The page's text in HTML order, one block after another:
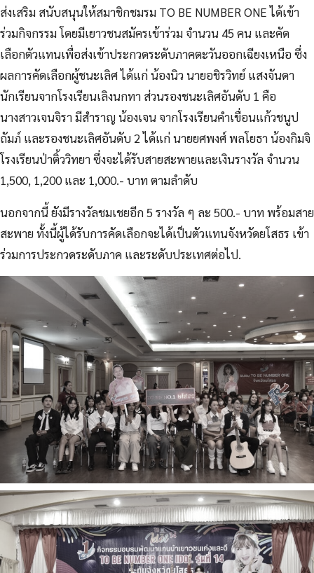
ส่งเสริม สนับสนุนให้สมาชิกชมรม TO BE NUMBER ONE ได้เข้า
ร่วมกิจกรรม โดยมีเยาวชนสมัครเข้าร่วม จำนวน 45 คน และคัด
เลือกตัวแทนเพื่อส่งเข้าประกวดระดับภาคตะวันออกเฉียงเหนือ ซึ่ง
ผลการคัดเลือกผู้ชนะเลิศ ได้แก่ น้องนิว นายอชิรวิทย์ แสงจันดา
นักเรียนจากโรงเรียนเลิงนกทา ส่วนรองชนะเลิศอันดับ 1 คือ
นางสาวเจนจิรา มีสำราญ น้องเจน จากโรงเรียนคำเขื่อนแก้วชนูป
ถัมภ์ และรองชนะเลิศอันดับ 2 ได้แก่ นายยศพงศ์ พลโยธา น้องกิมจิ
โรงเรียนป่าติ้ววิทยา ซึ่งจะได้รับสายสะพายและเงินรางวัล จำนวน
1,500, 1,200 และ 1,000.- บาท ตามลำดับ
นอกจากนี้ ยังมีรางวัลชมเชยอีก 5 รางวัล ๆ ละ 500.- บาท พร้อมสาย
สะพาย ทั้งนี้ผู้ได้รับการคัดเลือกจะได้เป็นตัวแทนจังหวัดยโสธร เข้า
ร่วมการประกวดระดับภาค และระดับประเทศต่อไป.